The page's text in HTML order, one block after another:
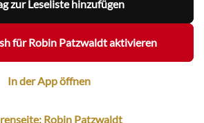
zur Leseliste hinzufügen
für Robin Patzwaldt aktivieren
In der App öffnen
Robin Patzwaldt